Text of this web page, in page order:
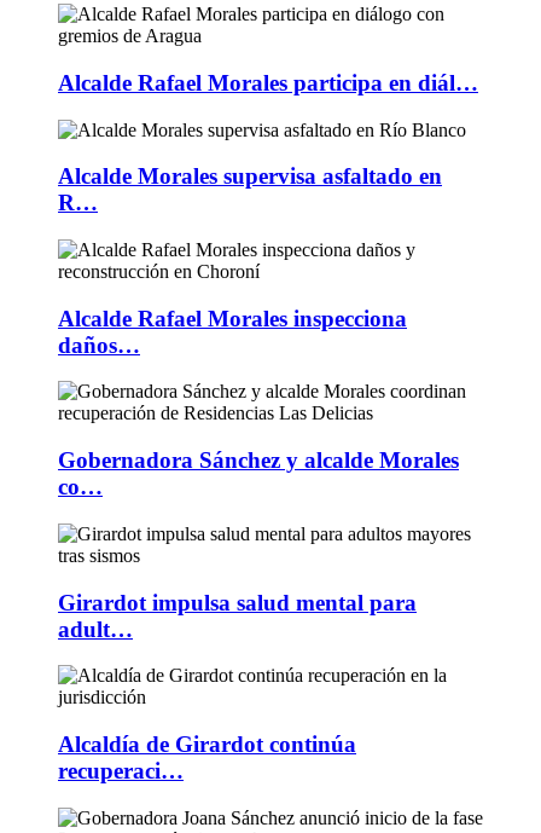
Alcalde Rafael Morales participa en diál…
Alcalde Morales supervisa asfaltado en
R…
Alcalde Rafael Morales inspecciona
daños…
Gobernadora Sánchez y alcalde Morales
co…
Girardot impulsa salud mental para
adult…
Alcaldía de Girardot continúa
recuperaci…